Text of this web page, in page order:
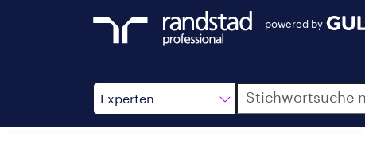
powered by
Experten
Suche